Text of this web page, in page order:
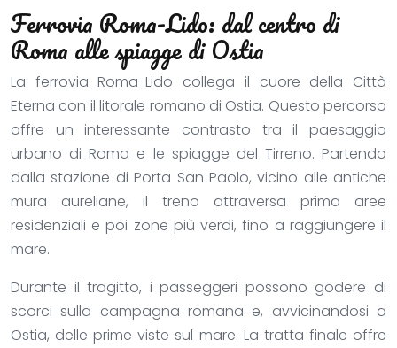
Ferrovia Roma-Lido: dal centro di
Roma alle spiagge di Ostia
La ferrovia Roma-Lido collega il cuore della Città
Eterna con il litorale romano di Ostia. Questo percorso
offre un interessante contrasto tra il paesaggio
urbano di Roma e le spiagge del Tirreno. Partendo
dalla stazione di Porta San Paolo, vicino alle antiche
mura aureliane, il treno attraversa prima aree
residenziali e poi zone più verdi, fino a raggiungere il
mare.
Durante il tragitto, i passeggeri possono godere di
scorci sulla campagna romana e, avvicinandosi a
Ostia, delle prime viste sul mare. La tratta finale offre